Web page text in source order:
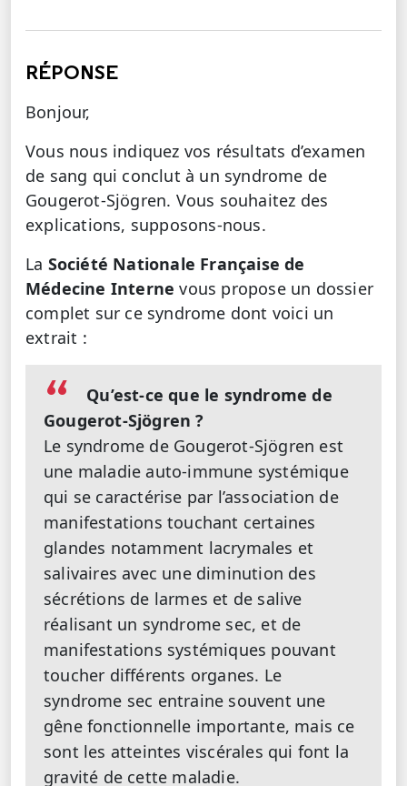
RÉPONSE
Bonjour,
Vous nous indiquez vos résultats d’examen
de sang qui conclut à un syndrome de
Gougerot-Sjögren. Vous souhaitez des
explications, supposons-nous.
La Société Nationale Française de
Médecine Internevous propose un dossier
complet sur ce syndrome dont voici un
extrait :
Qu’est-ce que le syndrome de
Gougerot-Sjögren ?
Le syndrome de Gougerot-Sjögren est
une maladie auto-immune systémique
qui se caractérise par l’association de
manifestations touchant certaines
glandes notamment lacrymales et
salivaires avec une diminution des
sécrétions de larmes et de salive
réalisant un syndrome sec, et de
manifestations systémiques pouvant
toucher différents organes. Le
syndrome sec entraine souvent une
gêne fonctionnelle importante, mais ce
sont les atteintes viscérales qui font la
gravité de cette maladie.